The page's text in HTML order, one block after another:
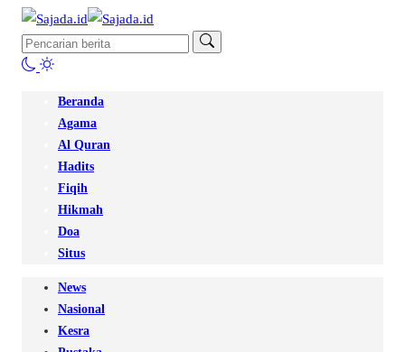
Beranda
Agama
Al Quran
Hadits
Fiqih
Hikmah
Doa
Situs
News
Nasional
Kesra